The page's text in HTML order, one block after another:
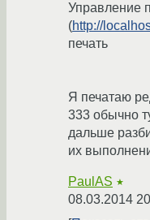
Управление
(http://
печать
Я печатаю
333 обычно
дальше
их
PaulAS ★
08.03.2014